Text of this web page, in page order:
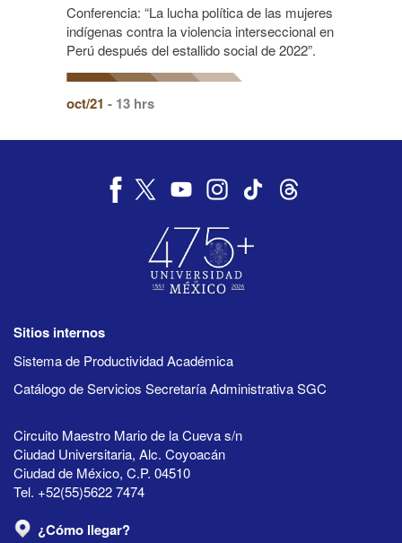
Conferencia: “La lucha política de las mujeres
indígenas contra la violencia interseccional en
Perú después del estallido social de 2022”.
oct/21 - 13 hrs
Sitios internos
Sistema de Productividad Académica
Catálogo de Servicios Secretaría Administrativa SGC
Circuito Maestro Mario de la Cueva s/n
Ciudad Universitaria, Alc. Coyoacán
Ciudad de México, C.P. 04510
Tel. +52(55)5622 7474
¿Cómo llegar?